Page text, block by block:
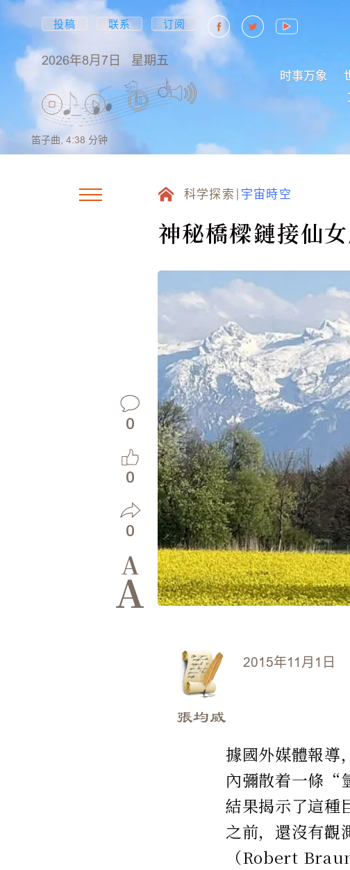
投稿 联系 订阅
2026年8月7日 星期五
时事万象
笛子曲, 4:38 分钟
科学探索 宇宙時空
神秘橋樑鏈接仙
0
0
0
A
A
2015年11月1日
張均威
據國外媒體報導
內彌散着一條“
結果揭示了這種
之前，還沒有觀
（Robert